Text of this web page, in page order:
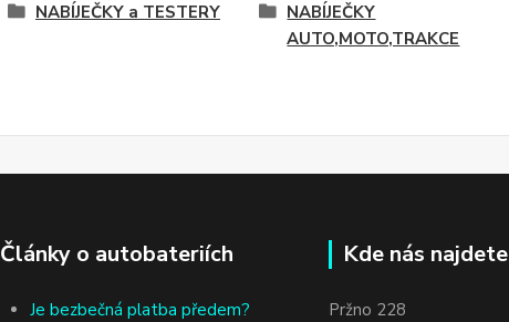
NABÍJEČKY a TESTERY
NABÍJEČKY
AUTO,MOTO,TRAKCE
Články o autobateriích
Je bezbečná platba předem?
Kde nás najdete
Pržno 228